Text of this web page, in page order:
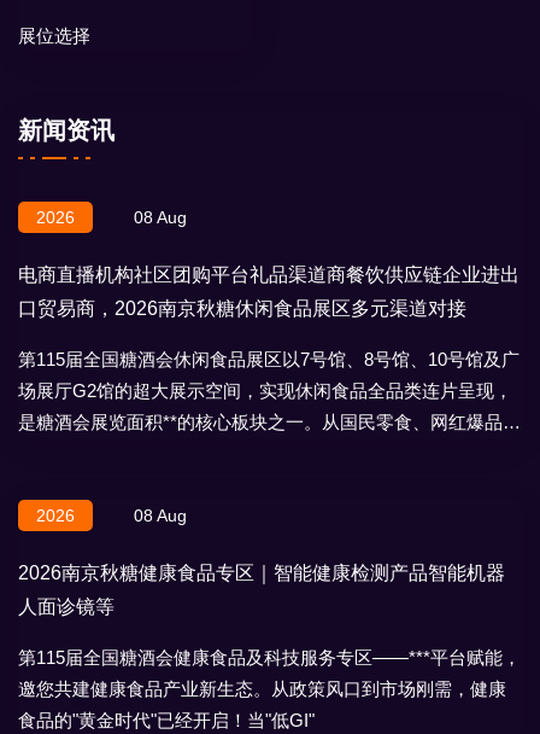
展位选择
新闻资讯
2026 08 Aug
电商直播机构社区团购平台礼品渠道商餐饮供应链企业进出
口贸易商，2026南京秋糖休闲食品展区多元渠道对接
第115届全国糖酒会休闲食品展区以7号馆、8号馆、10号馆及广
场展厅G2馆的超大展示空间，实现休闲食品全品类连片呈现，
是糖酒会展览面积**的核心板块之一。从国民零食、网红爆品到
2026 08 Aug
2026南京秋糖健康食品专区｜智能健康检测产品智能机器
人面诊镜等
第115届全国糖酒会健康食品及科技服务专区——***平台赋能，
邀您共建健康食品产业新生态。从政策风口到市场刚需，健康
食品的"黄金时代"已经开启！当"低GI"